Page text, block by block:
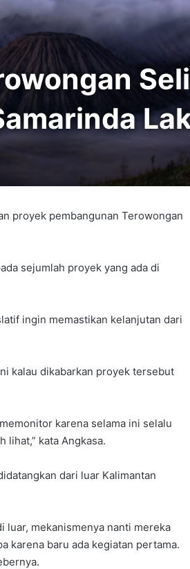
proyek pembangunan Terowongan
sejumlah proyek yang ada di
ingin memastikan kelanjutan dari
kalau dikabarkan proyek tersebut
karena selama ini selalu
lihat,” kata Angkasa.
dari luar Kalimantan
luar, mekanismenya nanti mereka
karena baru ada kegiatan pertama.